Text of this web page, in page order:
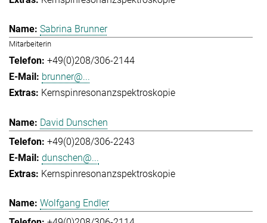
Sabrina Brunner
Mitarbeiterin
+49(0)208/306-2144
brunner@...
Kernspinresonanzspektroskopie
David Dunschen
+49(0)208/306-2243
dunschen@...
Kernspinresonanzspektroskopie
Wolfgang Endler